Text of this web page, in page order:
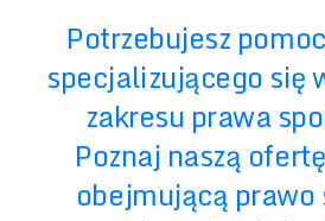
Potrzebujesz
specjalizującego się
zakresu prawa
Poznaj naszą
obejmującą prawo